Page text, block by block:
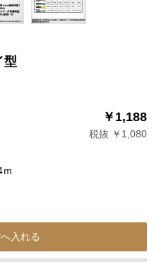
型
￥1,188
税抜 ￥1,080